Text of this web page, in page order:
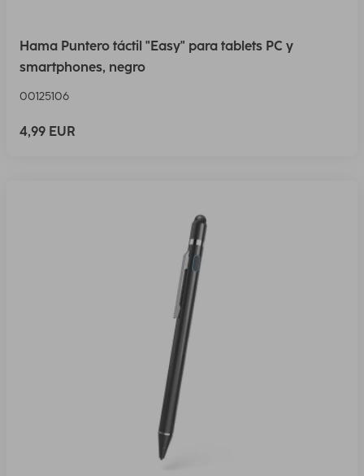
Hama Puntero táctil "Easy" para tablets PC y
smartphones, negro
00125106
4,99 EUR